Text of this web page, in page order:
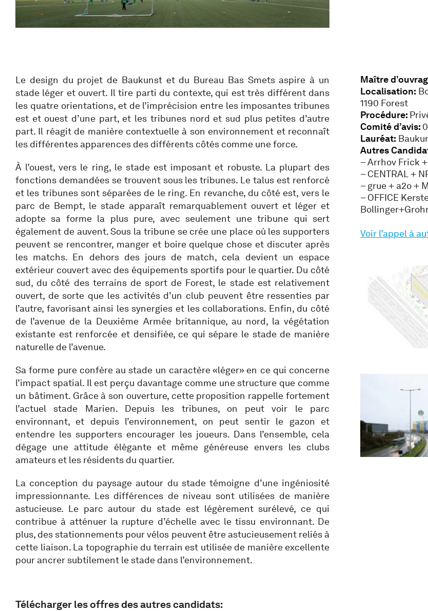
Le design du projet de Baukunst et du Bureau Bas Smets aspire à un
stade léger et ouvert. Il tire parti du contexte, qui est très différent dans
les quatre orientations, et de l’imprécision entre les imposantes tribunes
est et ouest d’une part, et les tribunes nord et sud plus petites d’autre
part. Il réagit de manière contextuelle à son environnement et reconnaît
les différentes apparences des différents côtés comme une force.
À l’ouest, vers le ring, le stade est imposant et robuste. La plupart des
fonctions demandées se trouvent sous les tribunes. Le talus est renforcé
et les tribunes sont séparées de le ring. En revanche, du côté est, vers le
parc de Bempt, le stade apparaît remarquablement ouvert et léger et
adopte sa forme la plus pure, avec seulement une tribune qui sert
également de auvent. Sous la tribune se crée une place où les supporters
peuvent se rencontrer, manger et boire quelque chose et discuter après
les matchs. En dehors des jours de match, cela devient un espace
extérieur couvert avec des équipements sportifs pour le quartier. Du côté
sud, du côté des terrains de sport de Forest, le stade est relativement
ouvert, de sorte que les activités d’un club peuvent être ressenties par
l’autre, favorisant ainsi les synergies et les collaborations. Enfin, du côté
de l’avenue de la Deuxième Armée britannique, au nord, la végétation
existante est renforcée et densifiée, ce qui sépare le stade de manière
naturelle de l’avenue.
Sa forme pure confère au stade un caractère «léger» en ce qui concerne
l’impact spatial. Il est perçu davantage comme une structure que comme
un bâtiment. Grâce à son ouverture, cette proposition rappelle fortement
l’actuel stade Marien. Depuis les tribunes, on peut voir le parc
environnant, et depuis l’environnement, on peut sentir le gazon et
entendre les supporters encourager les joueurs. Dans l’ensemble, cela
dégage une attitude élégante et même généreuse envers les clubs
amateurs et les résidents du quartier.
La conception du paysage autour du stade témoigne d’une ingéniosité
impressionnante. Les différences de niveau sont utilisées de manière
astucieuse. Le parc autour du stade est légèrement surélevé, ce qui
contribue à atténuer la rupture d’échelle avec le tissu environnant. De
plus, des stationnements pour vélos peuvent être astucieusement reliés à
cette liaison. La topographie du terrain est utilisée de manière excellente
pour ancrer subtilement le stade dans l’environnement.
Maître
Localisation:
1190 Forest
Procédure:
Comité d’avis:
Lauréat:
Autres
– Arrhov Frick
– CENTRAL +
– grue + a2o +
– OFFICE
Voir l’appel à
Télécharger les offres des autres candidats: